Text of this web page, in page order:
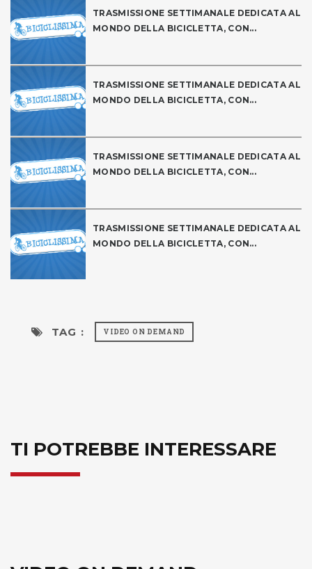
TRASMISSIONE SETTIMANALE DEDICATA AL
MONDO DELLA BICICLETTA, CON...
TRASMISSIONE SETTIMANALE DEDICATA AL
MONDO DELLA BICICLETTA, CON...
TRASMISSIONE SETTIMANALE DEDICATA AL
MONDO DELLA BICICLETTA, CON...
TRASMISSIONE SETTIMANALE DEDICATA AL
MONDO DELLA BICICLETTA, CON...
TAG : VIDEO ON DEMAND
TI POTREBBE INTERESSARE